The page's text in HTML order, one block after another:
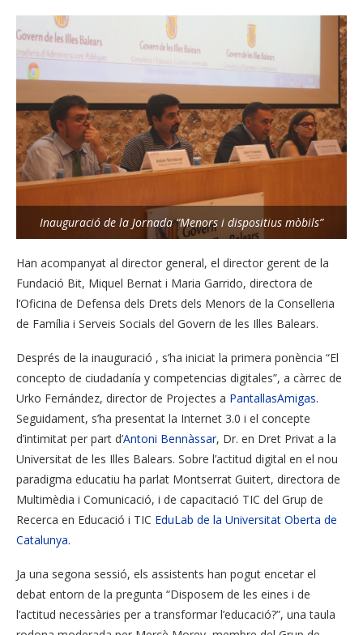
Inauguració de la Jornada “Menors i dispositius mòbils”
Han acompanyat al director general, el director gerent de la
Fundació Bit, Miquel Bernat i Maria Garrido, directora de
l’Oficina de Defensa dels Drets dels Menors de la Conselleria
de Família i Serveis Socials del Govern de les Illes Balears.
Després de la inauguració , s’ha iniciat la primera ponència “El
concepto de ciudadanía y competencias digitales”, a càrrec de
Urko Fernández, director de Projectes a PantallasAmigas.
Seguidament, s’ha presentat la Internet 3.0 i el concepte
d’intimitat per part d’Antoni Bennàssar, Dr. en Dret Privat a la
Universitat de les Illes Balears. Sobre l’actitud digital en el nou
paradigma educatiu ha parlat Montserrat Guitert, directora de
Multimèdia i Comunicació, i de capacitació TIC del Grup de
Recerca en Educació i TIC EduLab de la Universitat Oberta de
Catalunya.
Ja una segona sessió, els assistents han pogut encetar el
debat entorn de la pregunta “Disposem de les eines i de
l’actitud necessàries per a transformar l’educació?”, una taula